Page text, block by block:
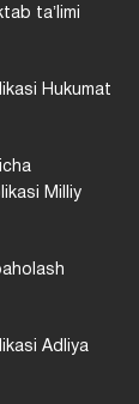
taʼlimi
Hukumat
Milliy
Adliya